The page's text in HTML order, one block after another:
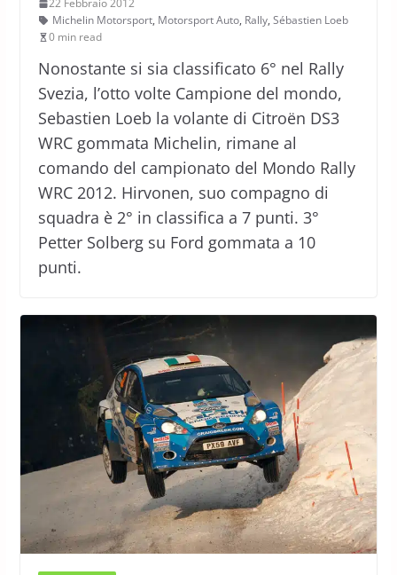
22 Febbraio 2012
Michelin Motorsport, Motorsport Auto, Rally, Sébastien Loeb
0 min read
Nonostante si sia classificato 6° nel Rally
Svezia, l’otto volte Campione del mondo,
Sebastien Loeb la volante di Citroën DS3
WRC gommata Michelin, rimane al
comando del campionato del Mondo Rally
WRC 2012. Hirvonen, suo compagno di
squadra è 2° in classifica a 7 punti. 3°
Petter Solberg su Ford gommata a 10
punti.